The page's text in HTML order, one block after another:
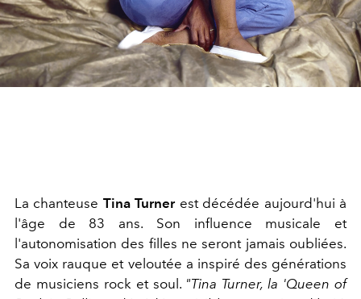
La chanteuse Tina Turnerest décédée aujourd'hui à
l'âge de 83 ans. Son influence musicale et
l'autonomisation des filles ne seront jamais oubliées.
Sa voix rauque et veloutée a inspiré des générations
de musiciens rock et soul. "Tina Turner, la 'Queen of